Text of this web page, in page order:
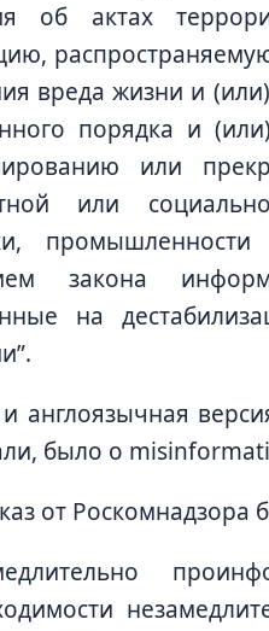
об актах
вреда жизни и
порядка и
или
или
закона
на
англоязычная
было о
от Роскомнадзора